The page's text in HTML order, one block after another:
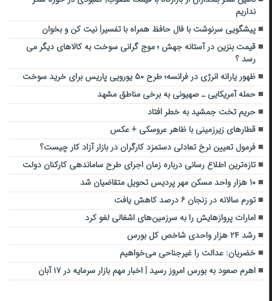
نداریم
پیشگویی سرنوشت با فال حافظ همراه با تفسیر| نیت کن و بخوان
قیمت بنزین در آستانه جهش ؛ موج گرانی سوخت به کالاهای دیگر می
رسد ؟
ظهور یارانه انرژی در فرانسه؛ طرح ۵۰ یورویی پاریس برای خرید سوخت
حمله آمریکایی ـ صهیونی به برخی مناطق مشهد
حریم تخت جمشید به خطر افتاد
قطارهای زیرزمینی با ظاهر عروسکی + عکس
فرمول تعیین نرخ تعادلی دستمزد کارگران در بازار آزاد کار چیست؟
تازه‌ترین اطلاع رسانی درباره زمان اجرای طرح ساماندهی کارکنان دولت
۱۰ هزار واحد مسکن مهر پردیس تحویل متقاضیان شد
تورم سالانه در زنجان ۶ درصد کاهش یافت
امارات پروازهایش را به سرزمین‌های اشغالی لغو کرد
رشد ۲۴ هزار واحدی شاخص کل بورس
خضریان: عدالت را غیرجناحی می‌خواهیم
اهرم صعود به بورس امروز رسید | اخبار مهم بازار سرمایه در ۱۷ آبان